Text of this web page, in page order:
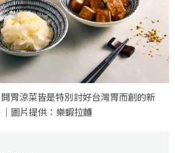
胃涼菜皆是特別討好台灣胃而創的新
圖片提供：樂蝦拉麵